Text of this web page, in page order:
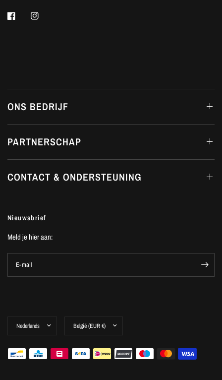
ONS BEDRIJF
PARTNERSCHAP
CONTACT & ONDERSTEUNING
Nieuwsbrief
Meld je hier aan:
E-mail